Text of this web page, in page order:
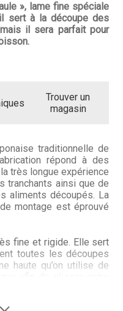
et de retours
», lame fine spéciale
sert à la découpe des
il sera parfait pour
Trouver un
magasin
traditionnelle de
répond à des
très longue expérience
tranchants ainsi que de
aliments découpés. La
montage est éprouvé
fine et rigide. Elle sert
toutes les découpes
haute qu’on utilise de